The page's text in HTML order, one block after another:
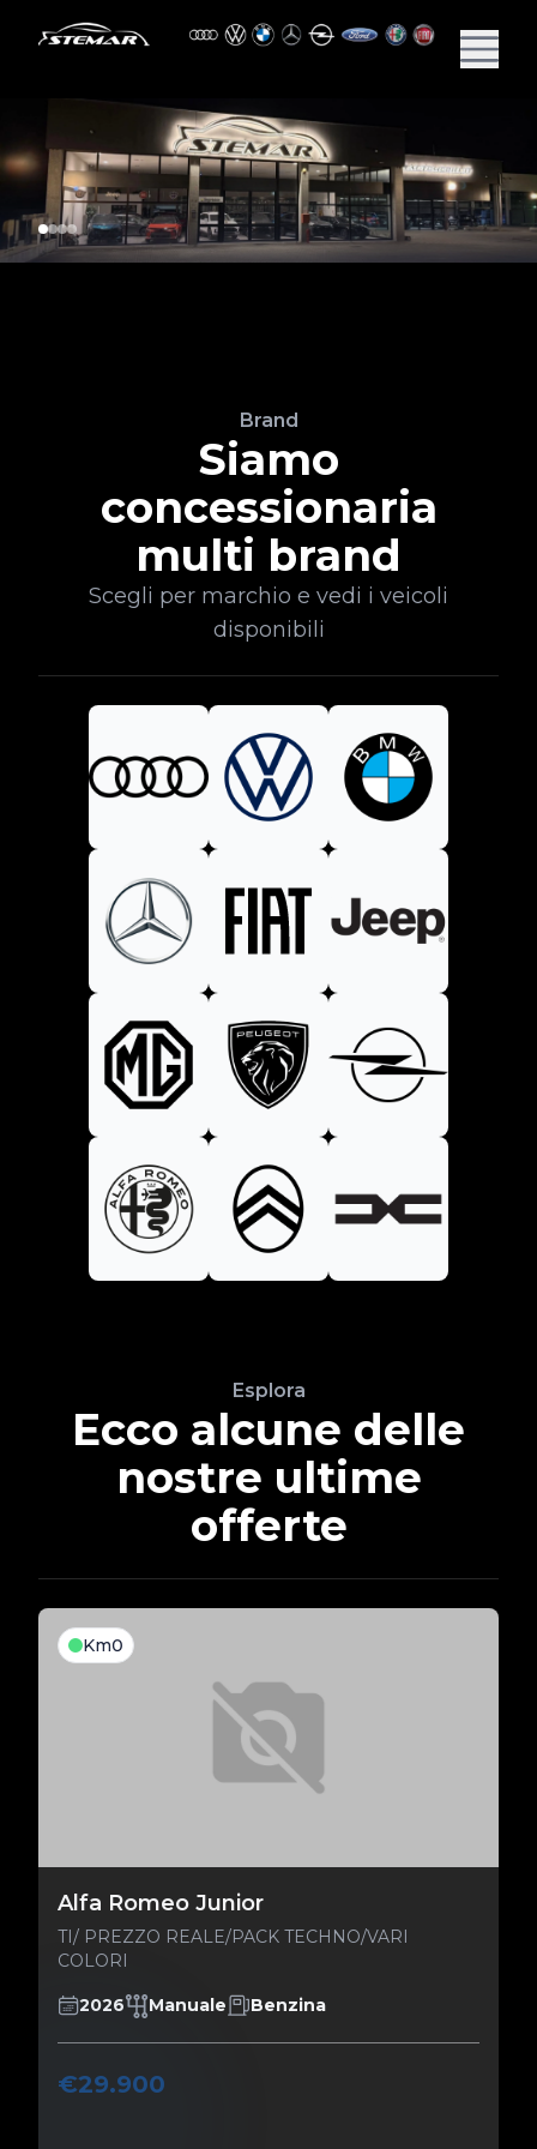
Brand
Siamo
concessionaria
multi brand
Scegli per marchio e vedi i veicoli
disponibili
Esplora
Ecco alcune delle
nostre ultime
offerte
Km0
Alfa Romeo Junior
TI/ PREZZO REALE/PACK TECHNO/VARI
COLORI
2026 Manuale Benzina
€29.900